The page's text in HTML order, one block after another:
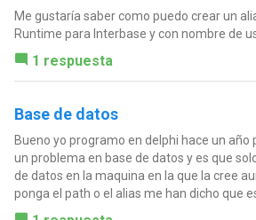
Me gustaría saber como puedo crear un
Runtime para Interbase y con nombre de
1 respuesta
Base de datos
Bueno yo programo en delphi hace un
un problema en base de datos y es que
de datos en la maquina en la que la cree
ponga el path o el alias me han dicho que